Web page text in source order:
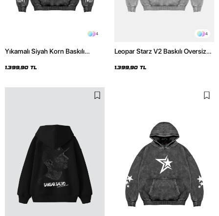
4
Yıkamalı Siyah Korn Baskılı
1.399,90 TL
4
Leopar Starz V2 Baskılı Oversize
Hoodie
1.399,90 TL